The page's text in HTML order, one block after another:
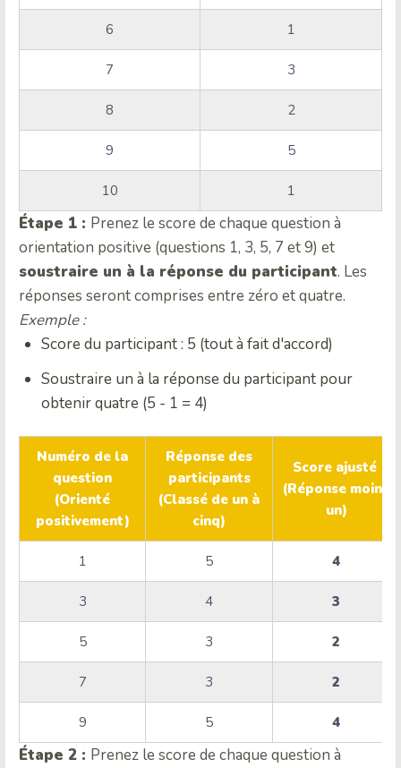
6 1
7 3
8 2
9 5
10 1
Étape 1 : Prenez le score de chaque question à
orientation positive (questions 1, 3, 5, 7 et 9) et
soustraire un à la réponse du participant. Les
réponses seront comprises entre zéro et quatre.
Exemple :
Score du participant : 5 (tout à fait d'accord)
Soustraire un à la réponse du participant pour
obtenir quatre (5 - 1 = 4)
Numéro de la
question
(Orienté
positivement)
Réponse des
participants
(Classé de un à
cinq)
Score ajusté
(Réponse moins
un)
1 5 4
3 4 3
5 3 2
7 3 2
9 5 4
Étape 2 : Prenez le score de chaque question à